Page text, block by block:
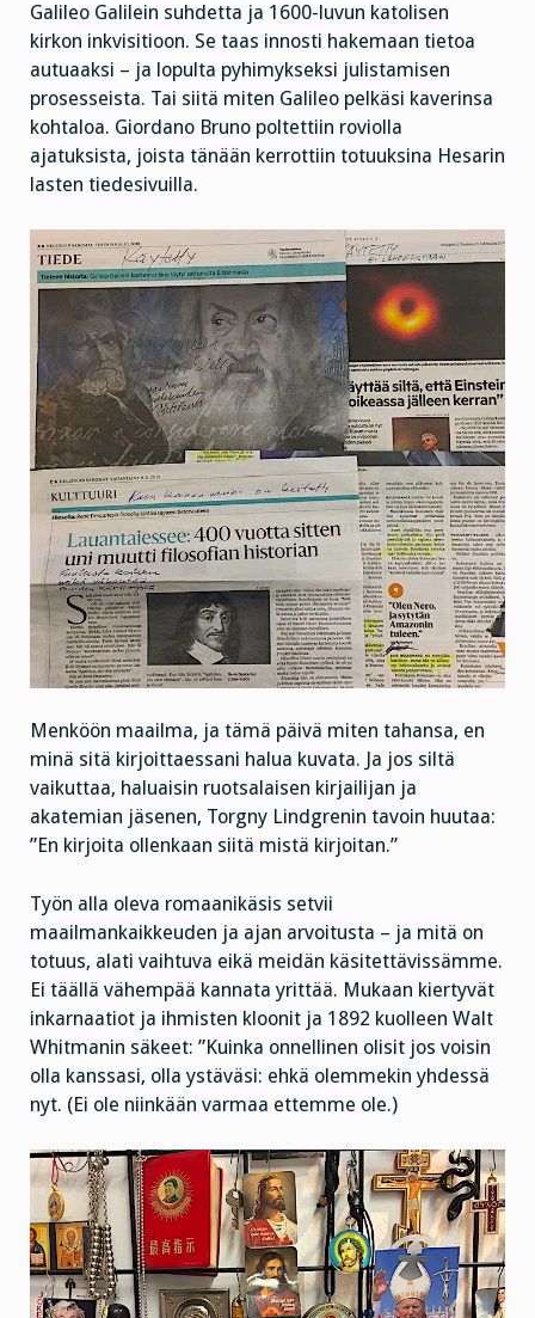
Galileo Galilein suhdetta ja 1600-luvun katolisen
kirkon inkvisitioon. Se taas innosti hakemaan tietoa
autuaaksi – ja lopulta pyhimykseksi julistamisen
prosesseista. Tai siitä miten Galileo pelkäsi kaverinsa
kohtaloa. Giordano Bruno poltettiin roviolla
ajatuksista, joista tänään kerrottiin totuuksina Hesarin
lasten tiedesivuilla.
Menköön maailma, ja tämä päivä miten tahansa, en
minä sitä kirjoittaessani halua kuvata. Ja jos siltä
vaikuttaa, haluaisin ruotsalaisen kirjailijan ja
akatemian jäsenen, Torgny Lindgrenin tavoin huutaa:
”En kirjoita ollenkaan siitä mistä kirjoitan.”
Työn alla oleva romaanikäsis setvii
maailmankaikkeuden ja ajan arvoitusta – ja mitä on
totuus, alati vaihtuva eikä meidän käsitettävissämme.
Ei täällä vähempää kannata yrittää. Mukaan kiertyvät
inkarnaatiot ja ihmisten kloonit ja 1892 kuolleen Walt
Whitmanin säkeet: ”Kuinka onnellinen olisit jos voisin
olla kanssasi, olla ystäväsi: ehkä olemmekin yhdessä
nyt. (Ei ole niinkään varmaa ettemme ole.)